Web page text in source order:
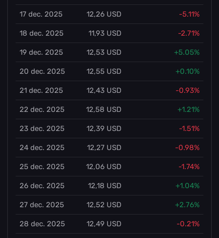
17 dec. 2025 12,26 USD -5.11%
18 dec. 2025 11,93 USD -2.71%
19 dec. 2025 12,53 USD +5.05%
20 dec. 2025 12,55 USD +0.10%
21 dec. 2025 12,43 USD -0.93%
22 dec. 2025 12,58 USD +1.21%
23 dec. 2025 12,39 USD -1.51%
24 dec. 2025 12,27 USD -0.98%
25 dec. 2025 12,06 USD -1.74%
26 dec. 2025 12,18 USD +1.04%
27 dec. 2025 12,52 USD +2.76%
28 dec. 2025 12,49 USD -0.21%